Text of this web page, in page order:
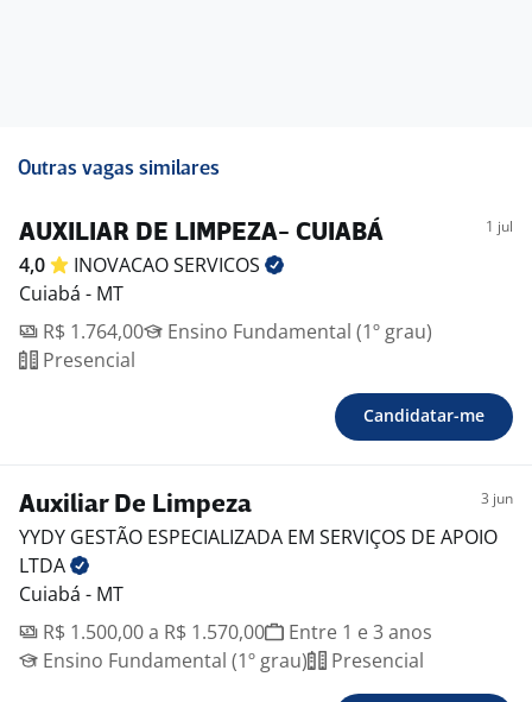
Outras vagas similares
AUXILIAR DE LIMPEZA- CUIABÁ 1 jul
4,0 INOVACAOSERVICOS
Cuiabá - MT
R$ 1.764,00
Ensino Fundamental (1º grau)
Presencial
Candidatar-me
Auxiliar De Limpeza 3 jun
YYDY GESTÃO ESPECIALIZADA EM SERVIÇOS DE APOIO
LTDA
Cuiabá - MT
R$ 1.500,00 a R$ 1.570,00
Entre 1 e 3 anos
Ensino Fundamental (1º grau)
Presencial